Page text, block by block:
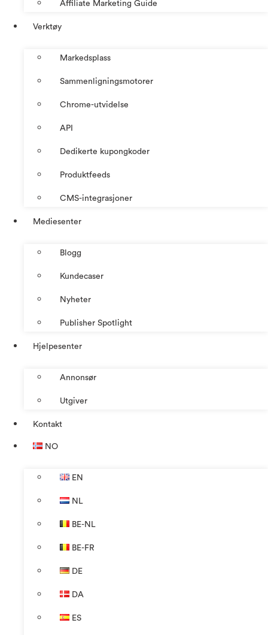
Affiliate Marketing Guide
Verktøy
Markedsplass
Sammenligningsmotorer
Chrome-utvidelse
API
Dedikerte kupongkoder
Produktfeeds
CMS-integrasjoner
Mediesenter
Blogg
Kundecaser
Nyheter
Publisher Spotlight
Hjelpesenter
Annonsør
Utgiver
Kontakt
NO
EN
NL
BE-NL
BE-FR
DE
DA
ES